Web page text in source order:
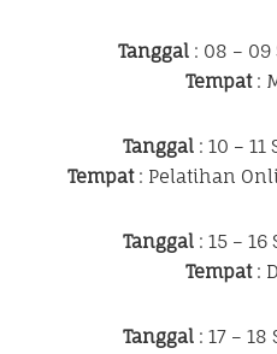
Tanggal : 08 – 09
Tempat:
Tanggal : 10 –
Tempat: Pelatihan
Tanggal: 15 – 16
Tempat:
Tanggal: 17 – 18